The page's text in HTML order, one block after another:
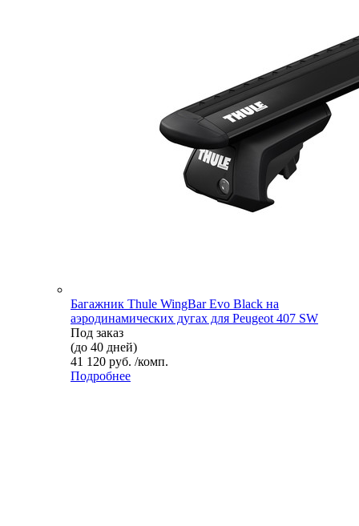
Багажник Thule WingBar Evo Black на
аэродинамических дугах для Peugeot 407 SW
Под заказ
(до 40 дней)
41 120 руб. /комп.
Подробнее